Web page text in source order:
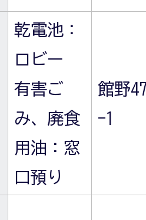
乾電池：
ロビー
有害ご
み、廃食
用油：窓
口預り
館野
-1